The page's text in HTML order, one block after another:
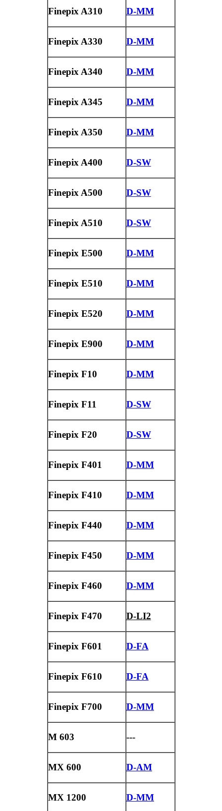
Finepix A310 D-MM
Finepix A330 D-MM
Finepix A340 D-MM
Finepix A345 D-MM
Finepix A350 D-MM
Finepix A400 D-SW
Finepix A500 D-SW
Finepix A510 D-SW
Finepix E500 D-MM
Finepix E510 D-MM
Finepix E520 D-MM
Finepix E900 D-MM
Finepix F10 D-MM
Finepix F11 D-SW
Finepix F20 D-SW
Finepix F401 D-MM
Finepix F410 D-MM
Finepix F440 D-MM
Finepix F450 D-MM
Finepix F460 D-MM
Finepix F470 D-LI2
Finepix F601 D-FA
Finepix F610 D-FA
Finepix F700 D-MM
M 603 ---
MX 600 D-AM
MX 1200 D-MM